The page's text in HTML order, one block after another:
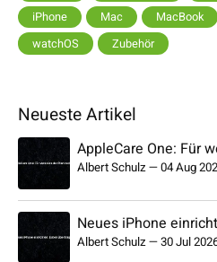
iPhone
Mac MacBook
watchOS
Zubehör
Neueste Artikel
AppleCare One: Für
Albert Schulz—04 Aug
Neues iPhone
Albert Schulz—30 Jul